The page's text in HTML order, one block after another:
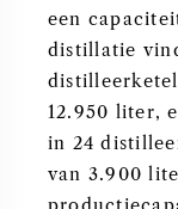
een
distillatie
12.950 liter,
in 24
van 3.900